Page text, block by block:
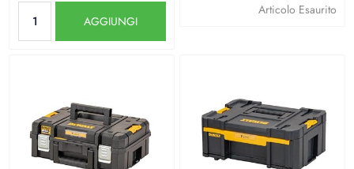
AGGIUNGI
Articolo Esaurito